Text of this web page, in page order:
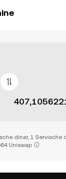
dinar, 1 Servische
Uniswap